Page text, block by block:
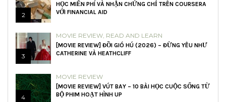
2
HỌC MIỄN PHÍ VÀ NHẬN CHỨNG CHỈ TRÊN COURSERA
VỚI FINANCIAL AID
3
MOVIE REVIEW, READ AND LEARN
[MOVIE REVIEW] ĐỒI GIÓ HÚ (2026) – ĐỪNG YÊU NHƯ
CATHERINE VÀ HEATHCLIFF
4
MOVIE REVIEW
[MOVIE REVIEW] VÚT BAY – 10 BÀI HỌC CUỘC SỐNG TỪ
BỘ PHIM HOẠT HÌNH UP